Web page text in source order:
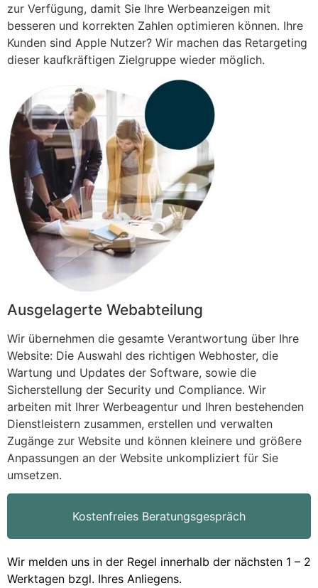
zur Verfügung, damit Sie Ihre Werbeanzeigen mit
besseren und korrekten Zahlen optimieren können. Ihre
Kunden sind Apple Nutzer? Wir machen das Retargeting
dieser kaufkräftigen Zielgruppe wieder möglich.
Ausgelagerte Webabteilung
Wir übernehmen die gesamte Verantwortung über Ihre
Website: Die Auswahl des richtigen Webhoster, die
Wartung und Updates der Software, sowie die
Sicherstellung der Security und Compliance. Wir
arbeiten mit Ihrer Werbeagentur und Ihren bestehenden
Dienstleistern zusammen, erstellen und verwalten
Zugänge zur Website und können kleinere und größere
Anpassungen an der Website unkompliziert für Sie
umsetzen.
Kostenfreies Beratungsgespräch
Wir melden uns in der Regel innerhalb der nächsten 1 – 2
Werktagen bzgl. Ihres Anliegens.